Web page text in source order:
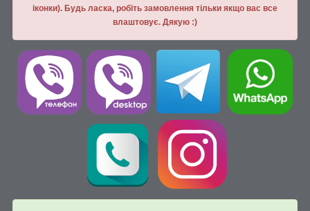
іконки). Будь ласка, робiть замовлення тiльки якщо вас все
влаштовує. Дякую :)